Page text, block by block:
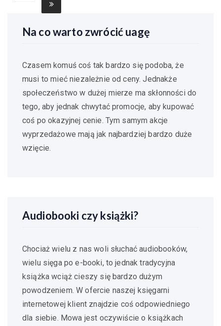
Na co warto zwrócić uagę
Czasem komuś coś tak bardzo się podoba, że
musi to mieć niezależnie od ceny. Jednakże
społeczeństwo w dużej mierze ma skłonności do
tego, aby jednak chwytać promocje, aby kupować
coś po okazyjnej cenie. Tym samym akcje
wyprzedażowe mają jak najbardziej bardzo duże
wzięcie.
Audiobooki czy książki?
Chociaż wielu z nas woli słuchać audiobooków,
wielu sięga po e-booki, to jednak tradycyjna
książka wciąż cieszy się bardzo dużym
powodzeniem. W ofercie naszej księgarni
internetowej klient znajdzie coś odpowiedniego
dla siebie. Mowa jest oczywiście o książkach